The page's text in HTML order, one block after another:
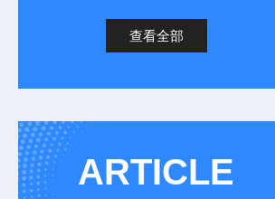
查看全部
ARTICLE